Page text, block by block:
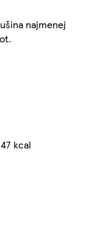
najmenej
kcal